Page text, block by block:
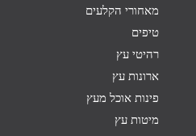
מאחורי הקלעים
טיפים
רהיטי עץ
ארונות עץ
פינות אוכל מעץ
מיטות עץ